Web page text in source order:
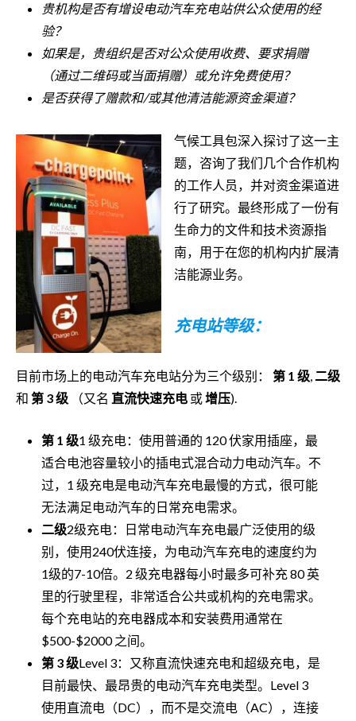
贵机构是否有增设电动汽车充电站供公众使用的经
验？
如果是，贵组织是否对公众使用收费、要求捐赠
（通过二维码或当面捐赠）或允许免费使用？
是否获得了赠款和/或其他清洁能源资金渠道？
气候工具包深入探讨了这一主
题，咨询了我们几个合作机构
的工作人员，并对资金渠道进
行了研究。最终形成了一份有
生命力的文件和技术资源指
南，用于在您的机构内扩展清
洁能源业务。
充电站等级：
目前市场上的电动汽车充电站分为三个级别： 第 1 级, 二级
和 第 3 级 （又名 直流快速充电 或增压).
第 1 级1 级充电：使用普通的 120 伏家用插座，最
适合电池容量较小的插电式混合动力电动汽车。不
过，1 级充电是电动汽车充电最慢的方式，很可能
无法满足电动汽车的日常充电需求。
二级2级充电：日常电动汽车充电最广泛使用的级
别，使用240伏连接，为电动汽车充电的速度约为
1级的7-10倍。2 级充电器每小时最多可补充 80 英
里的行驶里程，非常适合公共或机构的充电需求。
每个充电站的充电器成本和安装费用通常在
$500-$2000 之间。
第 3 级Level 3：又称直流快速充电和超级充电，是
目前最快、最昂贵的电动汽车充电类型。Level 3
使用直流电（DC），而不是交流电（AC），连接